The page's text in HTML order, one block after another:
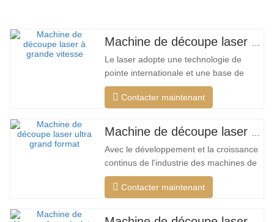
Le laser adopte une technologie de
pointe internationale et une base de
données de processus de découpe
unique, qui peut effectuer différentes
matériaux, optimiser la surface de
coupe, couper une plus large gamme de
matériaux, une vitesse plus rapide,
une…
Contacter maintenant
Avec le développement et la croissance
continus de l'industrie des machines de
découpe laser de mon pays, il existe de
plus en plus de types de machines de
machines de découpe laser sont
Contacter maintenant